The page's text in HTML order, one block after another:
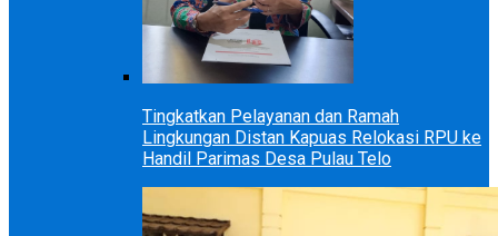
Tingkatkan Pelayanan dan Ramah
Lingkungan Distan Kapuas Relokasi RPU ke
Handil Parimas Desa Pulau Telo